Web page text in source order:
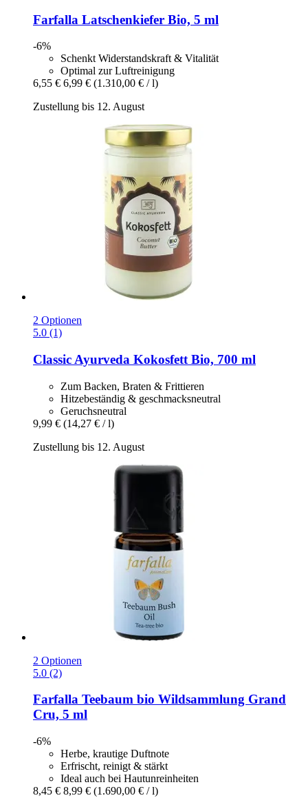
Farfalla Latschenkiefer Bio, 5 ml
-6%
Schenkt Widerstandskraft & Vitalität
Optimal zur Luftreinigung
6,55 € 6,99 € (1.310,00 € / l)
Zustellung bis 12. August
2 Optionen
5.0 (1)
Classic Ayurveda Kokosfett Bio, 700 ml
Zum Backen, Braten & Frittieren
Hitzebeständig & geschmacksneutral
Geruchsneutral
9,99 € (14,27 € / l)
Zustellung bis 12. August
2 Optionen
5.0 (2)
Farfalla Teebaum bio Wildsammlung Grand
Cru, 5 ml
-6%
Herbe, krautige Duftnote
Erfrischt, reinigt & stärkt
Ideal auch bei Hautunreinheiten
8,45 € 8,99 € (1.690,00 € / l)